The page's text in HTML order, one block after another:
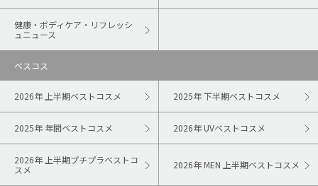
健康・ボディケア・リフレッシ
ュニュース
ベスコス
2026年 上半期ベストコスメ 2025年 下半期ベストコスメ
2025年 年間ベストコスメ 2026年 UVベストコスメ
2026年 上半期プチプラベストコ
スメ
2026年 MEN 上半期ベストコスメ